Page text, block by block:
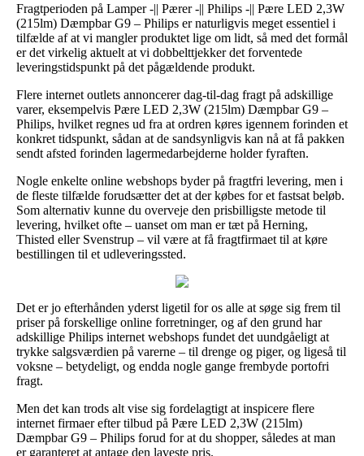
Fragtperioden på Lamper -|| Pærer -|| Philips -|| Pære LED 2,3W
(215lm) Dæmpbar G9 – Philips er naturligvis meget essentiel i
tilfælde af at vi mangler produktet lige om lidt, så med det formål
er det virkelig aktuelt at vi dobbelttjekker det forventede
leveringstidspunkt på det pågældende produkt.
Flere internet outlets annoncerer dag-til-dag fragt på adskillige
varer, eksempelvis Pære LED 2,3W (215lm) Dæmpbar G9 –
Philips, hvilket regnes ud fra at ordren køres igennem forinden et
konkret tidspunkt, sådan at de sandsynligvis kan nå at få pakken
sendt afsted forinden lagermedarbejderne holder fyraften.
Nogle enkelte online webshops byder på fragtfri levering, men i
de fleste tilfælde forudsætter det at der købes for et fastsat beløb.
Som alternativ kunne du overveje den prisbilligste metode til
levering, hvilket ofte – uanset om man er tæt på Herning,
Thisted eller Svenstrup – vil være at få fragtfirmaet til at køre
bestillingen til et udleveringssted.
Det er jo efterhånden yderst ligetil for os alle at søge sig frem til
priser på forskellige online forretninger, og af den grund har
adskillige Philips internet webshops fundet det uundgåeligt at
trykke salgsværdien på varerne – til drenge og piger, og ligeså til
voksne – betydeligt, og endda nogle gange frembyde portofri
fragt.
Men det kan trods alt vise sig fordelagtigt at inspicere flere
internet firmaer efter tilbud på Pære LED 2,3W (215lm)
Dæmpbar G9 – Philips forud for at du shopper, således at man
er garanteret at antage den laveste pris.